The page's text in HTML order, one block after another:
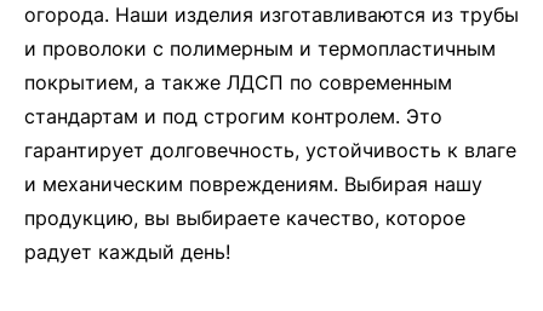
огорода. Наши изделия изготавливаются из трубы
и проволоки с полимерным и термопластичным
покрытием, а также ЛДСП по современным
стандартам и под строгим контролем. Это
гарантирует долговечность, устойчивость к влаге
и механическим повреждениям. Выбирая нашу
продукцию, вы выбираете качество, которое
радует каждый день!